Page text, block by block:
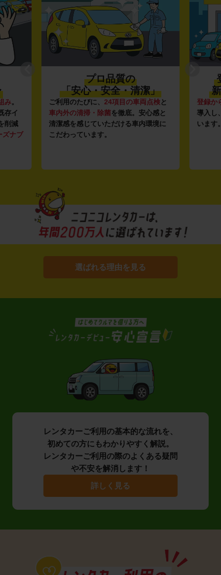
プロ品質の
心・安全・清潔」
たびに、 24項目の車両点検と
清掃・除菌
を徹底。安心感と
感じていただける車内環境に
ています。
登録から4年未
新しい車がいっ
登録から4年未満の新しいク
導入し、快適な車両の提供を
います。もちろん追加料金は
選ばれる理由を見る
レンタカーご利用の基本的な流れを、
初めての方にもわかりやすく解説。
レンタカーご利用の際のよくある疑問
や不安を解消します！
詳しく見る